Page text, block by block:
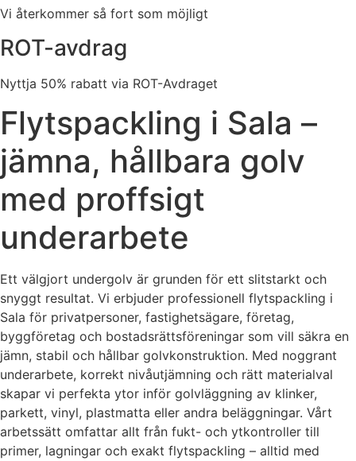
Vi återkommer så fort som möjligt
ROT-avdrag
Nyttja 50% rabatt via ROT-Avdraget
Flytspackling i Sala –
jämna, hållbara golv
med proffsigt
underarbete
Ett välgjort undergolv är grunden för ett slitstarkt och
snyggt resultat. Vi erbjuder professionell flytspackling i
Sala för privatpersoner, fastighetsägare, företag,
byggföretag och bostadsrättsföreningar som vill säkra en
jämn, stabil och hållbar golvkonstruktion. Med noggrant
underarbete, korrekt nivåutjämning och rätt materialval
skapar vi perfekta ytor inför golvläggning av klinker,
parkett, vinyl, plastmatta eller andra beläggningar. Vårt
arbetssätt omfattar allt från fukt- och ytkontroller till
primer, lagningar och exakt flytspackling – alltid med